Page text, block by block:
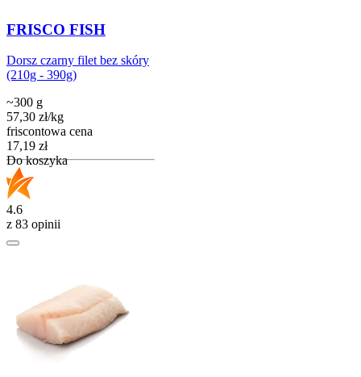
FRISCO FISH
Dorsz czarny filet bez skóry
(210g - 390g)
~300 g
57,30 zł/kg
friscontowa cena
Cena
17,19 zł
Do koszyka
4.6
z 83 opinii